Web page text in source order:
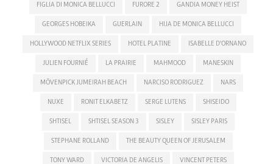
FIGLIA DI MONICA BELLUCCI FURORE 2 GANDIA MONEY HEIST
GEORGES HOBEIKA GUERLAIN HIJA DE MONICA BELLUCCI
HOLLYWOOD NETFLIX SERIES HOTEL PLATINE ISABELLE D'ORNANO
JULIEN FOURNIÉ LA PRAIRIE MAHMOOD MANESKIN
MÖVENPICK JUMEIRAH BEACH NARCISO RODRIGUEZ NARS
NUXE RONIT ELKABETZ SERGE LUTENS SHISEIDO
SHTISEL SHTISEL SEASON 3 SISLEY SISLEY PARIS
STEPHANE ROLLAND THE BEAUTY QUEEN OF JERUSALEM
TONY WARD VICTORIA DE ANGELIS VINCENT PETERS